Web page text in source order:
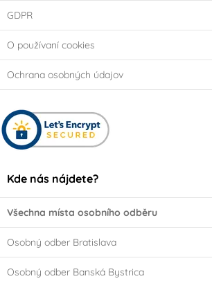
GDPR
O používaní cookies
Ochrana osobných údajov
Kde nás nájdete?
Všechna místa osobního odběru
Osobný odber Bratislava
Osobný odber Banská Bystrica